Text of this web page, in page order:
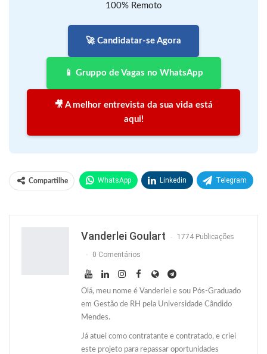
100% Remoto
🚀 Candidatar-se Agora
📱 Gruppo de Vagas no WhatsApp
🎥 A melhor entrevista da sua vida está
aqui!
Compartilhe WhatsApp Linkedin Telegram
Vanderlei Goulart 1774 Publicações
0 Comentários
Olá, meu nome é Vanderlei e sou Pós-Graduado
em Gestão de RH pela Universidade Cândido
Mendes.
Já atuei como contratante e contratado, e criei
este projeto para repassar oportunidades